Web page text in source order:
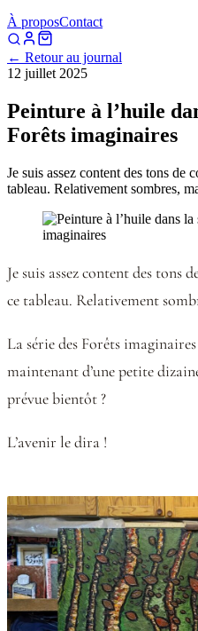
À proposContact
← Retour au journal
12 juillet 2025
Peinture à l’huile
Forêts imaginaires
Je suis assez content des tons de
tableau. Relativement sombres,
Je suis assez content des tons
ce tableau. Relativement
La série des Forêts imaginaires
maintenant d’une petite
prévue bientôt ?
L’avenir le dira !